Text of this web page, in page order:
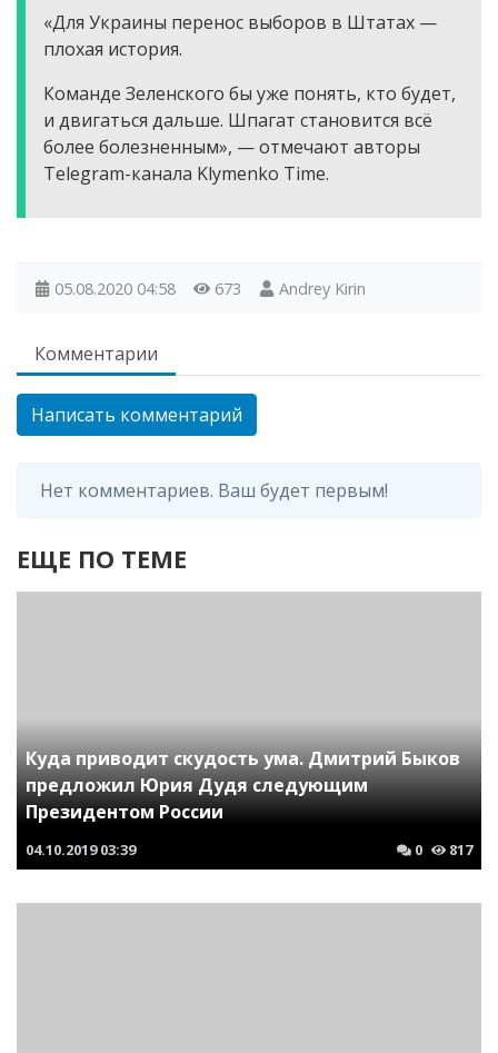
«Для Украины перенос выборов в Штатах —
плохая история.
Команде Зеленского бы уже понять, кто будет,
и двигаться дальше. Шпагат становится всё
более болезненным», — отмечают авторы
Telegram-канала Klymenko Time.
05.08.2020 04:58 673 Andrey Kirin
Комментарии
Написать комментарий
Нет комментариев. Ваш будет первым!
ЕЩЕ ПО ТЕМЕ
Куда приводит скудость ума. Дмитрий Быков
предложил Юрия Дудя следующим
Президентом России
04.10.2019 03:39 0 817